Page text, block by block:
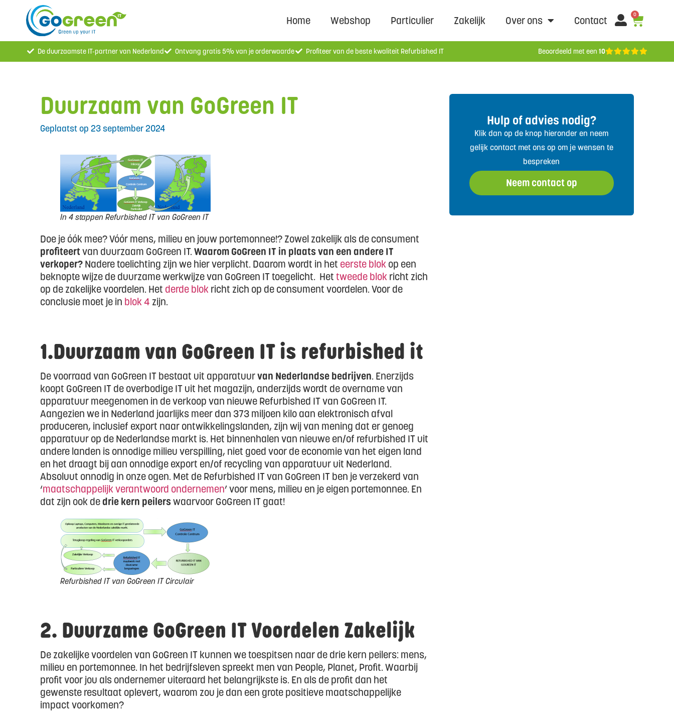
Home Webshop Particulier Zakelijk Over ons Contact 0
De duurzaamste IT-partner van Nederland Ontvang gratis 5% van je orderwaarde Profiteer van de beste kwaliteit Refurbished IT Beoordeeld met een 10
Duurzaam van GoGreen IT
Geplaatst op 23 september 2024
In 4 stappen Refurbished IT van GoGreen IT
Doe je óók mee? Vóór mens, milieu en jouw portemonnee!? Zowel zakelijk als de consument
profiteertvan duurzaam GoGreen IT.Waarom GoGreen IT in plaats van een andere IT
verkoper?Nadere toelichting zijn we hier verplicht. Daarom wordt in het eerste blok op een
beknopte wijze de duurzame werkwijze van GoGreen IT toegelicht. Hettweede blok richt zich
op de zakelijke voordelen. Het derde blok richt zich op de consument voordelen. Voor de
conclusie moet je in blok 4 zijn.
1.Duurzaam van GoGreen IT is refurbished it
De voorraad van GoGreen IT bestaat uit apparatuurvan Nederlandse bedrijven. Enerzijds
koopt GoGreen IT de overbodige IT uit het magazijn, anderzijds wordt de overname van
apparatuur meegenomen in de verkoop van nieuwe Refurbished IT van GoGreen IT.
Aangezien we in Nederland jaarlijks meer dan 373 miljoen kilo aan elektronisch afval
produceren, inclusief export naar ontwikkelingslanden, zijn wij van mening dat er genoeg
apparatuur op de Nederlandse markt is. Het binnenhalen van nieuwe en/of refurbished IT uit
andere landen is onnodige milieu verspilling, niet goed voor de economie van het eigen land
en het draagt bij aan onnodige export en/of recycling van apparatuur uit Nederland.
Absoluut onnodig in onze ogen. Met de Refurbished IT van GoGreen IT ben je verzekerd van
‘maatschappelijk verantwoord ondernemen’ voor mens, milieu en je eigen portemonnee. En
dat zijn ook dedrie kern peilerswaarvoor GoGreen IT gaat!
Refurbished IT van GoGreen IT Circulair
2. Duurzame GoGreen IT Voordelen Zakelijk
De zakelijke voordelen van GoGreen IT kunnen we toespitsen naar de drie kern peilers: mens,
milieu en portemonnee. In het bedrijfsleven spreekt men van People, Planet, Profit. Waarbij
profit voor jou als ondernemer uiteraard het belangrijkste is. En als de profit dan het
gewenste resultaat oplevert, waarom zou je dan een grote positieve maatschappelijke
impact voorkomen?
Hulp of advies nodig?
Klik dan op de knop hieronder en neem
gelijk contact met ons op om je wensen te
bespreken
Neem contact op